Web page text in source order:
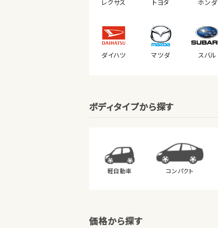
レクサス トヨタ ホンダ
ダイハツ マツダ スバル
ボディタイプから探す
軽自動車 コンパクト
価格から探す